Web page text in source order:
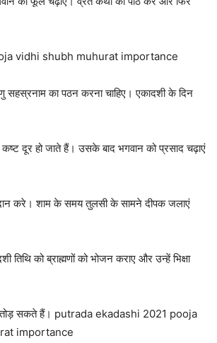
vidhi shubh muhurat importance
सहस्रनाम का पठन करना चाहिए। एकादशी के दिन
दूर हो जाते हैं। उसके बाद भगवान को प्रसाद चढ़ाएं
करे। शाम के समय तुलसी के सामने दीपक जलाएं
तिथि को ब्राह्मणों को भोजन कराए और उन्हें भिक्षा
सकते हैं। putrada ekadashi 2021 pooja
importance